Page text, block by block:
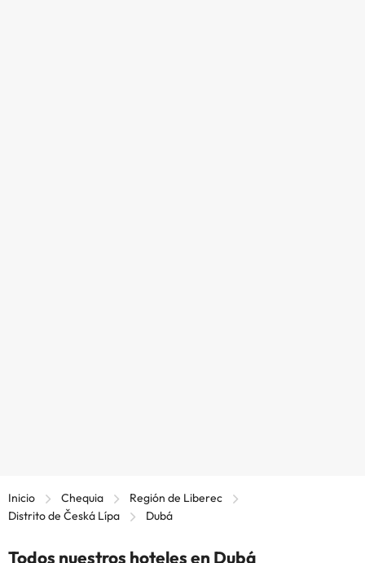
Inicio Chequia
Región de Liberec
Distrito de Česká Lípa
Dubá
Todos nuestros hoteles en Dubá